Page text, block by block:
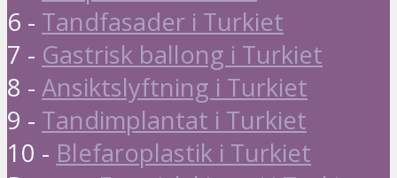
6 - Tandfasader i Turkiet
7 - Gastrisk ballong i Turkiet
8 - Ansiktslyftning i Turkiet
9 - Tandimplantat i Turkiet
10 - Blefaroplastik i Turkiet